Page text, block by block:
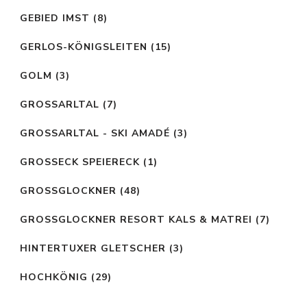
GEBIED IMST (8)
GERLOS-KÖNIGSLEITEN (15)
GOLM (3)
GROSSARLTAL (7)
GROSSARLTAL - SKI AMADÉ (3)
GROSSECK SPEIERECK (1)
GROSSGLOCKNER (48)
GROSSGLOCKNER RESORT KALS & MATREI (7)
HINTERTUXER GLETSCHER (3)
HOCHKÖNIG (29)